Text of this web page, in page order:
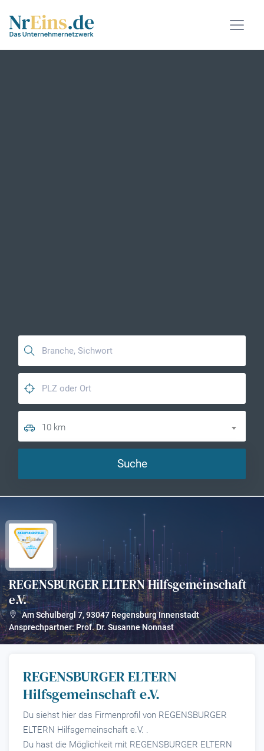
10 km
Suche
REGENSBURGER ELTERN Hilfsgemeinschaft
e.V. ?
Am Schulbergl 7,93047 Regensburg Innenstadt
Ansprechpartner: Prof. Dr. Susanne Nonnast
REGENSBURGER ELTERN
Hilfsgemeinschaft e.V.
Du siehst hier das Firmenprofil von REGENSBURGER
ELTERN Hilfsgemeinschaft e.V. .
Du hast die Möglichkeit mit REGENSBURGER ELTERN